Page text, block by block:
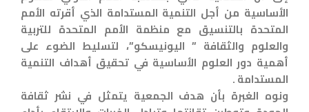
الأساسية من أجل التنمية المستدامة الذي أقرته الأمم
المتحدة بالتنسيق مع منظمة الأمم المتحدة للتربية
والعلوم والثقافة ” اليونيسكو”، لتسليط الضوء على
أهمية دور العلوم الأساسية في تحقيق أهداف التنمية
المستدامة .
ونوه الغبرة بأن هدف الجمعية يتمثل في نشر ثقافة